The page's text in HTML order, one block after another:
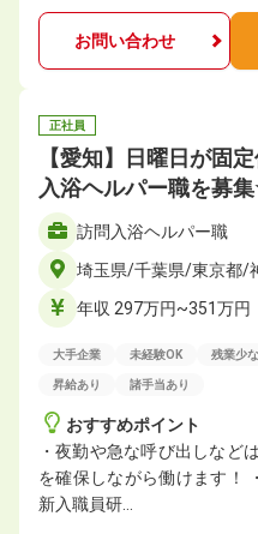
お問い合わせ
正社員
【愛知】日曜日が固
入浴ヘルパー職を募
訪問入浴ヘルパー職
埼玉県/千葉県/東京都/
年収 297万円~351万円
大手企業 未経験OK 残業少
昇給あり 諸手当あり
おすすめポイント
・夜勤や急な呼び出しなど
を確保しながら働けます！
新入職員研…